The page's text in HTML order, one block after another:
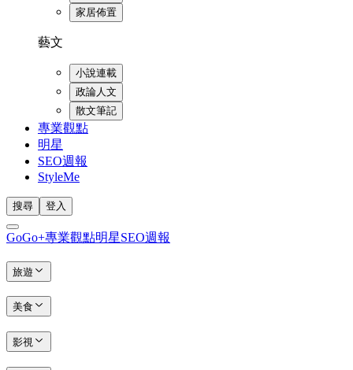
家居佈置
藝文
小說連載
政論人文
散文筆記
專業觀點
明星
SEO週報
StyleMe
搜尋 登入
GoGo+專業觀點明星SEO週報
旅遊
美食
影視